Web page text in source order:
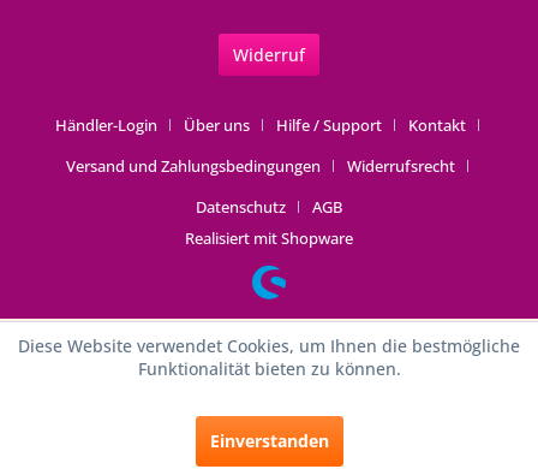
Widerruf
Händler-Login Über uns Hilfe / Support
Kontakt
Versand und Zahlungsbedingungen
Widerrufsrecht
Datenschutz
AGB
Realisiert mit Shopware
Diese Website verwendet Cookies, um Ihnen die bestmögliche
Funktionalität bieten zu können.
Einverstanden